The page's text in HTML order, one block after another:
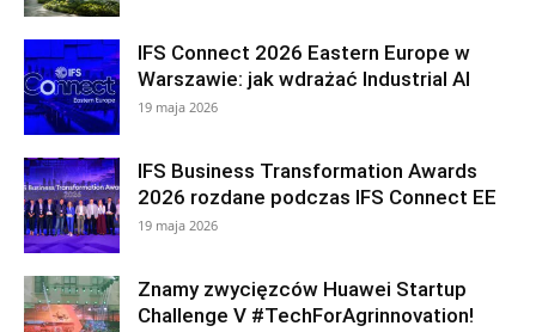
IFS Connect 2026 Eastern Europe w
Warszawie: jak wdrażać Industrial AI
19 maja 2026
IFS Business Transformation Awards
2026 rozdane podczas IFS Connect EE
19 maja 2026
Znamy zwycięzców Huawei Startup
Challenge V #TechForAgrinnovation!